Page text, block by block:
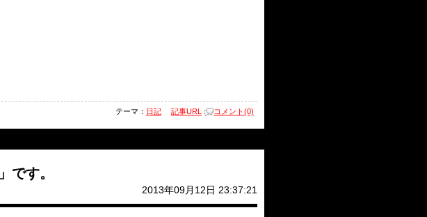
テーマ： 日記 記事URL コメント(0)
です。
2013年09月12日 23:37:21